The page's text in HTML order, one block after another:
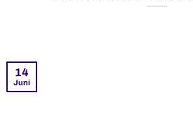
14
Juni